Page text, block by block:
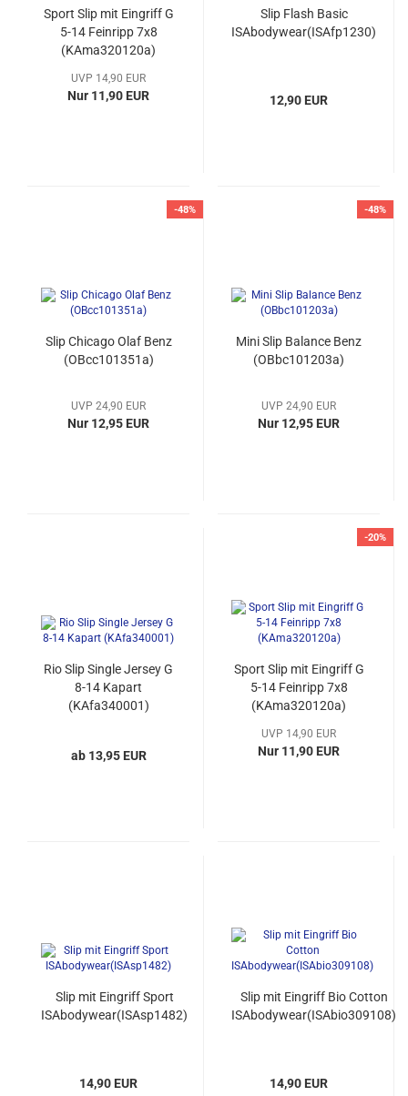
Sport Slip mit Eingriff G
5-14 Feinripp 7x8
(KAma320120a)
UVP 14,90 EUR
Nur 11,90 EUR
Slip Flash Basic
ISAbodywear(ISAfp1230)
12,90 EUR
-48%
Slip Chicago Olaf Benz
(OBcc101351a)
UVP 24,90 EUR
Nur 12,95 EUR
-48%
Mini Slip Balance Benz
(OBbc101203a)
UVP 24,90 EUR
Nur 12,95 EUR
Rio Slip Single Jersey G
8-14 Kapart
(KAfa340001)
ab 13,95 EUR
-20%
Sport Slip mit Eingriff G
5-14 Feinripp 7x8
(KAma320120a)
UVP 14,90 EUR
Nur 11,90 EUR
Slip mit Eingriff Sport
ISAbodywear(ISAsp1482)
14,90 EUR
Slip mit Eingriff Bio Cotton
ISAbodywear(ISAbio309108)
14,90 EUR